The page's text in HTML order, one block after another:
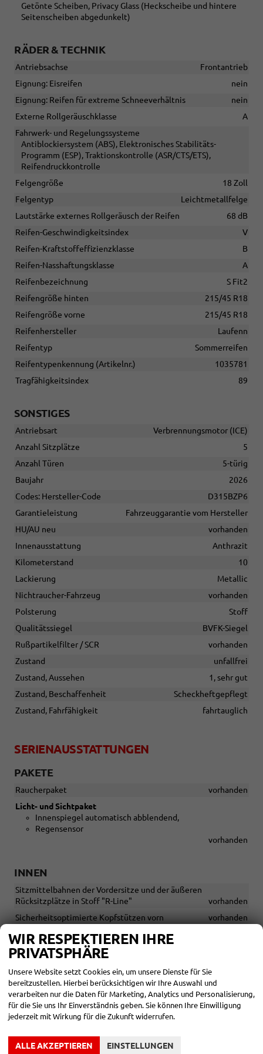
Getönte Scheiben, Privacy Glass (Heckscheibe und hintere
Seitenscheiben abgedunkelt)
RÄDER & TECHNIK
Antriebsachse
Frontantrieb
Eignung: Eisreifen
nein
Eignung: Reifen für extreme Schneeverhältnis
nein
Externe Rollgeräuschklasse
A
Fahrwerk- und Regelungssysteme
Antiblockiersystem (ABS), Elektronisches Stabilitäts-
Programm (ESP), Traktionskontrolle (ASR/CTS/ETS),
Reifendruckkontrolle
Felgengröße
18 Zoll
Felgentyp
Leichtmetallfelge
Lautstärke externes Rollgeräusch der Reifen
68 dB
Reifen-Geschwindigkeitsindex
V
Reifen-Kraftstoffeffizienzklasse
B
Reifen-Nasshaftungsklasse
A
Reifenbezeichnung
S Fit2
Reifengröße hinten
215/45 R18
Reifengröße vorne
215/45 R18
Reifenhersteller
Laufenn
Reifentyp
Sommerreifen
Reifentypenkennung (Artikelnr.)
1035781
Tragfähigkeitsindex
89
SONSTIGES
Antriebsart
Verbrennungsmotor (ICE)
Anzahl Sitzplätze
5
Anzahl Türen
5-türig
Baujahr
2026
Codes: Hersteller-Code
D315BZP6
Garantieleistung
Fahrzeuggarantie vom Hersteller
HU/AU neu
vorhanden
Innenausstattung
Anthrazit
Kilometerstand
10
Lackierung
Metallic
Nichtraucher-Fahrzeug
vorhanden
Polsterung
Stoff
Qualitätssiegel
BVFK-Siegel
Rußpartikelfilter / SCR
vorhanden
Zustand
unfallfrei
Zustand, Aussehen
1, sehr gut
Zustand, Beschaffenheit
Scheckheftgepflegt
Zustand, Fahrfähigkeit
fahrtauglich
SERIENAUSSTATTUNGEN
PAKETE
Raucherpaket
vorhanden
Licht- und Sichtpaket
Innenspiegel automatisch abblendend,
Regensensor
vorhanden
INNEN
Sitzmittelbahnen der Vordersitze und der äußeren
Rücksitzplätze in Stoff "R-Line"
vorhanden
Sicherheitsoptimierte Kopfstützen vorn
vorhanden
Beleuchtetes Armaturenbrett
Multifunktionslenkrad in Leder mit Schaltwippen
Lenksäule mit Höhen- und Längseinstellung
vorhanden
3 Kopfstützen hinten
vorhanden
Rücksitzbank ungeteilt, verschiebbar, Lehne asymmetrisch
geteilt umklappbar
Ablagetaschen an den Rückseiten der Vordersitze
WIR RESPEKTIEREN IHRE
PRIVATSPHÄRE
Unsere Website setzt Cookies ein, um unsere Dienste für Sie
bereitzustellen. Hierbei berücksichtigen wir Ihre Auswahl und
verarbeiten nur die Daten für Marketing, Analytics und Personalisierung,
für die Sie uns Ihr Einverständnis geben. Sie können Ihre Einwilligung
jederzeit mit Wirkung für die Zukunft widerrufen.
ALLE AKZEPTIEREN EINSTELLUNGEN